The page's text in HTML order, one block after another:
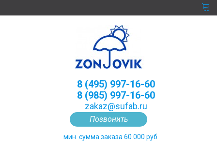
Позвонить
8 (495) 997-16-60
8 (985) 997-16-60
zakaz@sufab.ru
мин. сумма заказа 60 000 руб.